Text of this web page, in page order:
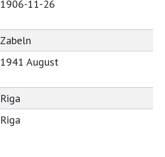
1906-11-26
Zabeln
1941 August
Riga
Riga